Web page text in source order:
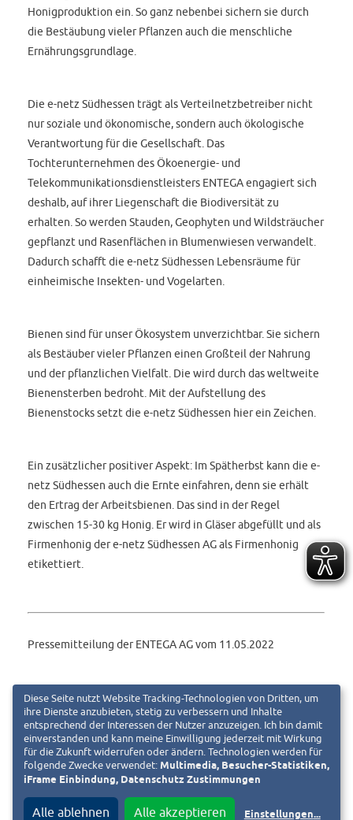
Honigproduktion ein. So ganz nebenbei sichern sie durch
die Bestäubung vieler Pflanzen auch die menschliche
Ernährungsgrundlage.
Die e-netz Südhessen trägt als Verteilnetzbetreiber nicht
nur soziale und ökonomische, sondern auch ökologische
Verantwortung für die Gesellschaft. Das
Tochterunternehmen des Ökoenergie- und
Telekommunikationsdienstleisters ENTEGA engagiert sich
deshalb, auf ihrer Liegenschaft die Biodiversität zu
erhalten. So werden Stauden, Geophyten und Wildsträucher
gepflanzt und Rasenflächen in Blumenwiesen verwandelt.
Dadurch schafft die e-netz Südhessen Lebensräume für
einheimische Insekten- und Vogelarten.
Bienen sind für unser Ökosystem unverzichtbar. Sie sichern
als Bestäuber vieler Pflanzen einen Großteil der Nahrung
und der pflanzlichen Vielfalt. Die wird durch das weltweite
Bienensterben bedroht. Mit der Aufstellung des
Bienenstocks setzt die e-netz Südhessen hier ein Zeichen.
Ein zusätzlicher positiver Aspekt: Im Spätherbst kann die e-
netz Südhessen auch die Ernte einfahren, denn sie erhält
den Ertrag der Arbeitsbienen. Das sind in der Regel
zwischen 15-30 kg Honig. Er wird in Gläser abgefüllt und als
Firmenhonig der e-netz Südhessen AG als Firmenhonig
etikettiert.
Pressemitteilung der ENTEGA AG vom 11.05.2022
Michael Ortmanns
Unternehmenskommunikation
ENTEGA AG · Frankfurter Straße
110 · 64293 Darmstadt
Telefon 06151 701-2000
Telefax 06151 701-1721
Diese Seite nutzt Website Tracking-Technologien von Dritten, um
ihre Dienste anzubieten, stetig zu verbessern und Inhalte
entsprechend der Interessen der Nutzer anzuzeigen. Ich bin damit
einverstanden und kann meine Einwilligung jederzeit mit Wirkung
für die Zukunft widerrufen oder ändern. Technologien werden für
folgende Zwecke verwendet: Multimedia, Besucher-Statistiken,
iFrame Einbindung, Datenschutz Zustimmungen
Alle ablehnen Alle akzeptieren Einstellungen...